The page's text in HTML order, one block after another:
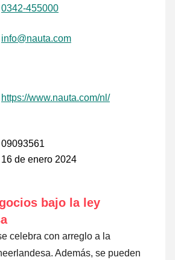
0342-455000
info@nauta.com
https://www.nauta.com/nl/
09093561
16 de enero 2024
bajo la ley
celebra con arreglo a la
Además, se pueden